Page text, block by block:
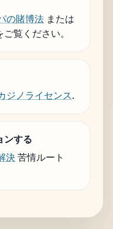
の賭博法 または
覧ください。
ジノライセンス.
ンする
決苦情ルート